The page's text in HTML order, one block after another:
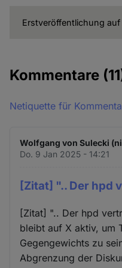
Erstveröffentlichung auf
Kommentare
Netiquette für
Wolfgang von Sulecki
Do. 9 Jan 2025 - 14:21
[Zitat] ".. Der hpd
[Zitat] ".. Der hpd
bleibt auf X aktiv, um
Gegengewichts zu
Abgrenzung der